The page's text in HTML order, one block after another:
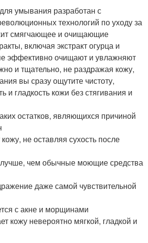
умывания разработан с
технологий по уходу за
смягчающее и очищающие
включая экстракт огурца и
эффективно очищают и увлажняют
и тщательно, не раздражая кожу,
вы сразу ощутите чистоту,
и гладкость кожи без стягивания и
остатков, являющихся причиной
не оставляя сухость после
лучше, чем обычные моющие средства
даже самой чувствительной
с акне и морщинами
кожу невероятно мягкой, гладкой и